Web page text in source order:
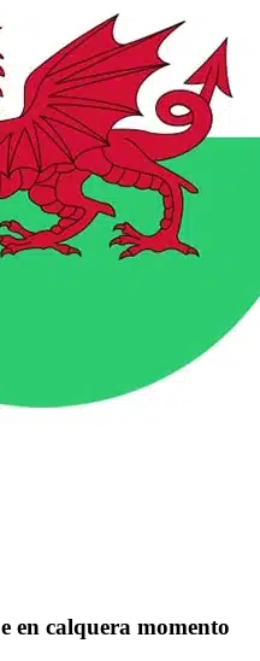
en calquera momento